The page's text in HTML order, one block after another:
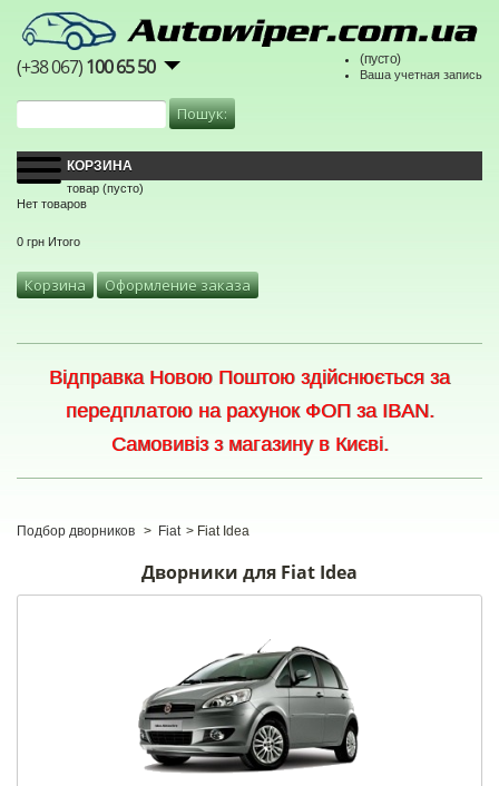
(+38 067)100 65 50 (пусто)
Ваша учетная запись
КОРЗИНА
товар (пусто)
Нет товаров
0 грн Итого
Корзина Оформление заказа
Відправка Новою Поштою здійснюється за
передплатою на рахунок ФОП за IBAN.
Самовивіз з магазину в Києві.
Подбор дворников > Fiat > Fiat Idea
Дворники для Fiat Idea